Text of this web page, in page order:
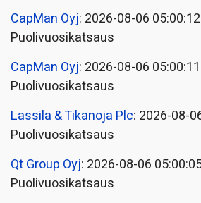
CapMan Oyj: 2026-08-06
Puolivuosikatsaus
CapMan Oyj: 2026-08-06
Puolivuosikatsaus
Lassila & Tikanoja Plc: 2026-08-
Puolivuosikatsaus
Qt Group Oyj: 2026-08-06
Puolivuosikatsaus